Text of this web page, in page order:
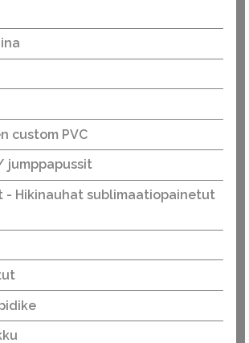
custom PVC
jumppapussit
- Hikinauhat sublimaatiopainetut